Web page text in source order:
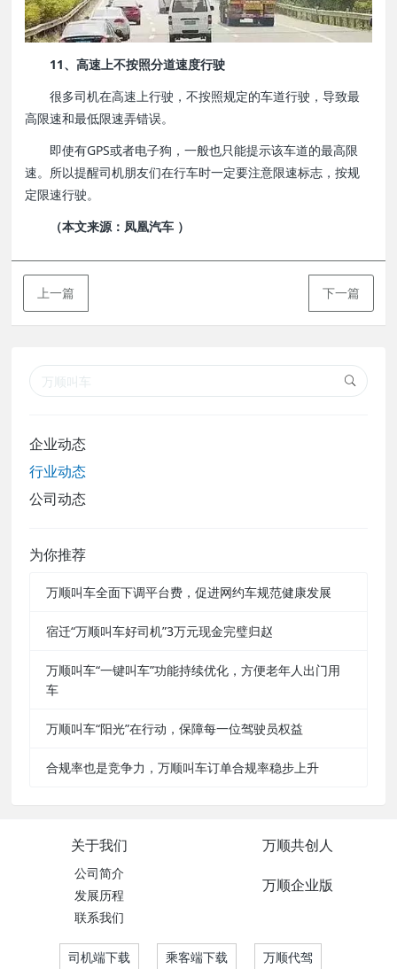
11、高速上不按照分道速度行驶
很多司机在高速上行驶，不按照规定的车道行驶，导致最
高限速和最低限速弄错误。
即使有GPS或者电子狗，一般也只能提示该车道的最高限
速。所以提醒司机朋友们在行车时一定要注意限速标志，按规
定限速行驶。
（本文来源：凤凰汽车 ）
上一篇 下一篇
企业动态
行业动态
公司动态
为你推荐
万顺叫车全面下调平台费，促进网约车规范健康发展
宿迁“万顺叫车好司机”3万元现金完璧归赵
万顺叫车“一键叫车”功能持续优化，方便老年人出门用
车
万顺叫车“阳光”在行动，保障每一位驾驶员权益
合规率也是竞争力，万顺叫车订单合规率稳步上升
关于我们
公司简介
发展历程
联系我们
万顺共创人
万顺企业版
司机端下载 乘客端下载 万顺代驾